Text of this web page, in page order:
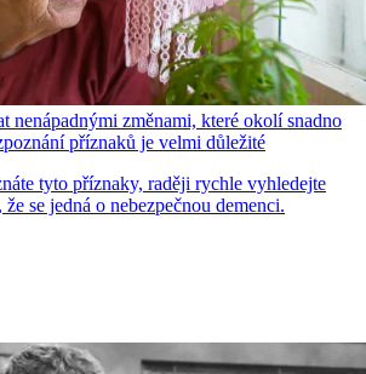
nenápadnými změnami, které okolí snadno
příznaků je velmi důležité
tyto příznaky, raději rychle vyhledejte
se jedná o nebezpečnou demenci.